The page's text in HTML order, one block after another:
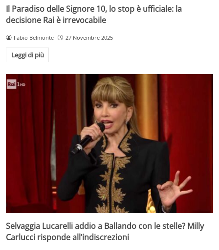
Il Paradiso delle Signore 10, lo stop è ufficiale: la
decisione Rai è irrevocabile
Fabio Belmonte 27 Novembre 2025
Leggi di più
Selvaggia Lucarelli addio a Ballando con le stelle? Milly
Carlucci risponde all’indiscrezioni